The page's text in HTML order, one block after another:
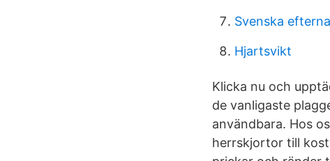
Svenska
Hjartsvikt
Klicka nu och
de vanligaste
användbara. Hos
herrskjortor till